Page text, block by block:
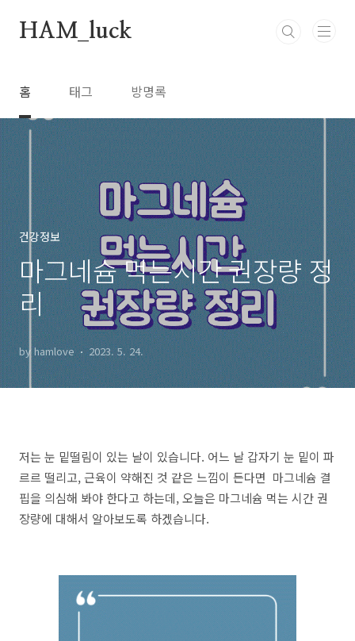
HAM_luck
홈 태그 방명록
건강정보
마그네슘 먹는시간 권장량 정
리
by hamlove 2023. 5. 24.
저는 눈 밑떨림이 있는 날이 있습니다. 어느 날 갑자기 눈 밑이 파
르르 떨리고, 근육이 약해진 것 같은 느낌이 든다면 마그네슘 결
핍을 의심해 봐야 한다고 하는데, 오늘은 마그네슘 먹는 시간 권
장량에 대해서 알아보도록 하겠습니다.